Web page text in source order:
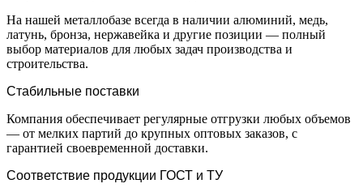
На нашей металлобазе всегда в наличии алюминий, медь,
латунь, бронза, нержавейка и другие позиции — полный
выбор материалов для любых задач производства и
строительства.
Стабильные поставки
Компания обеспечивает регулярные отгрузки любых объемов
— от мелких партий до крупных оптовых заказов, с
гарантией своевременной доставки.
Соответствие продукции ГОСТ и ТУ